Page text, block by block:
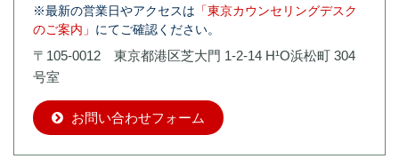
※最新の営業日やアクセスは 「東京カウンセリングデスク
のご案内」 にてご確認ください。
〒105-0012 東京都港区芝大門 1-2-14 H¹O浜松町 304
号室
お問い合わせフォーム